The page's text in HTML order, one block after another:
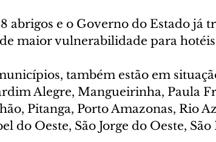
abrigos e o Governo do Estado já
maior vulnerabilidade para hotéis
também estão em
Alegre, Mangueirinha, Paula
Pitanga, Porto Amazonas, Rio
do Oeste, São Jorge do Oeste,